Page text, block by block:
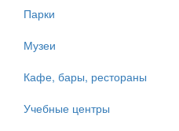
Парки
Музеи
Кафе, бары, рестораны
Учебные центры